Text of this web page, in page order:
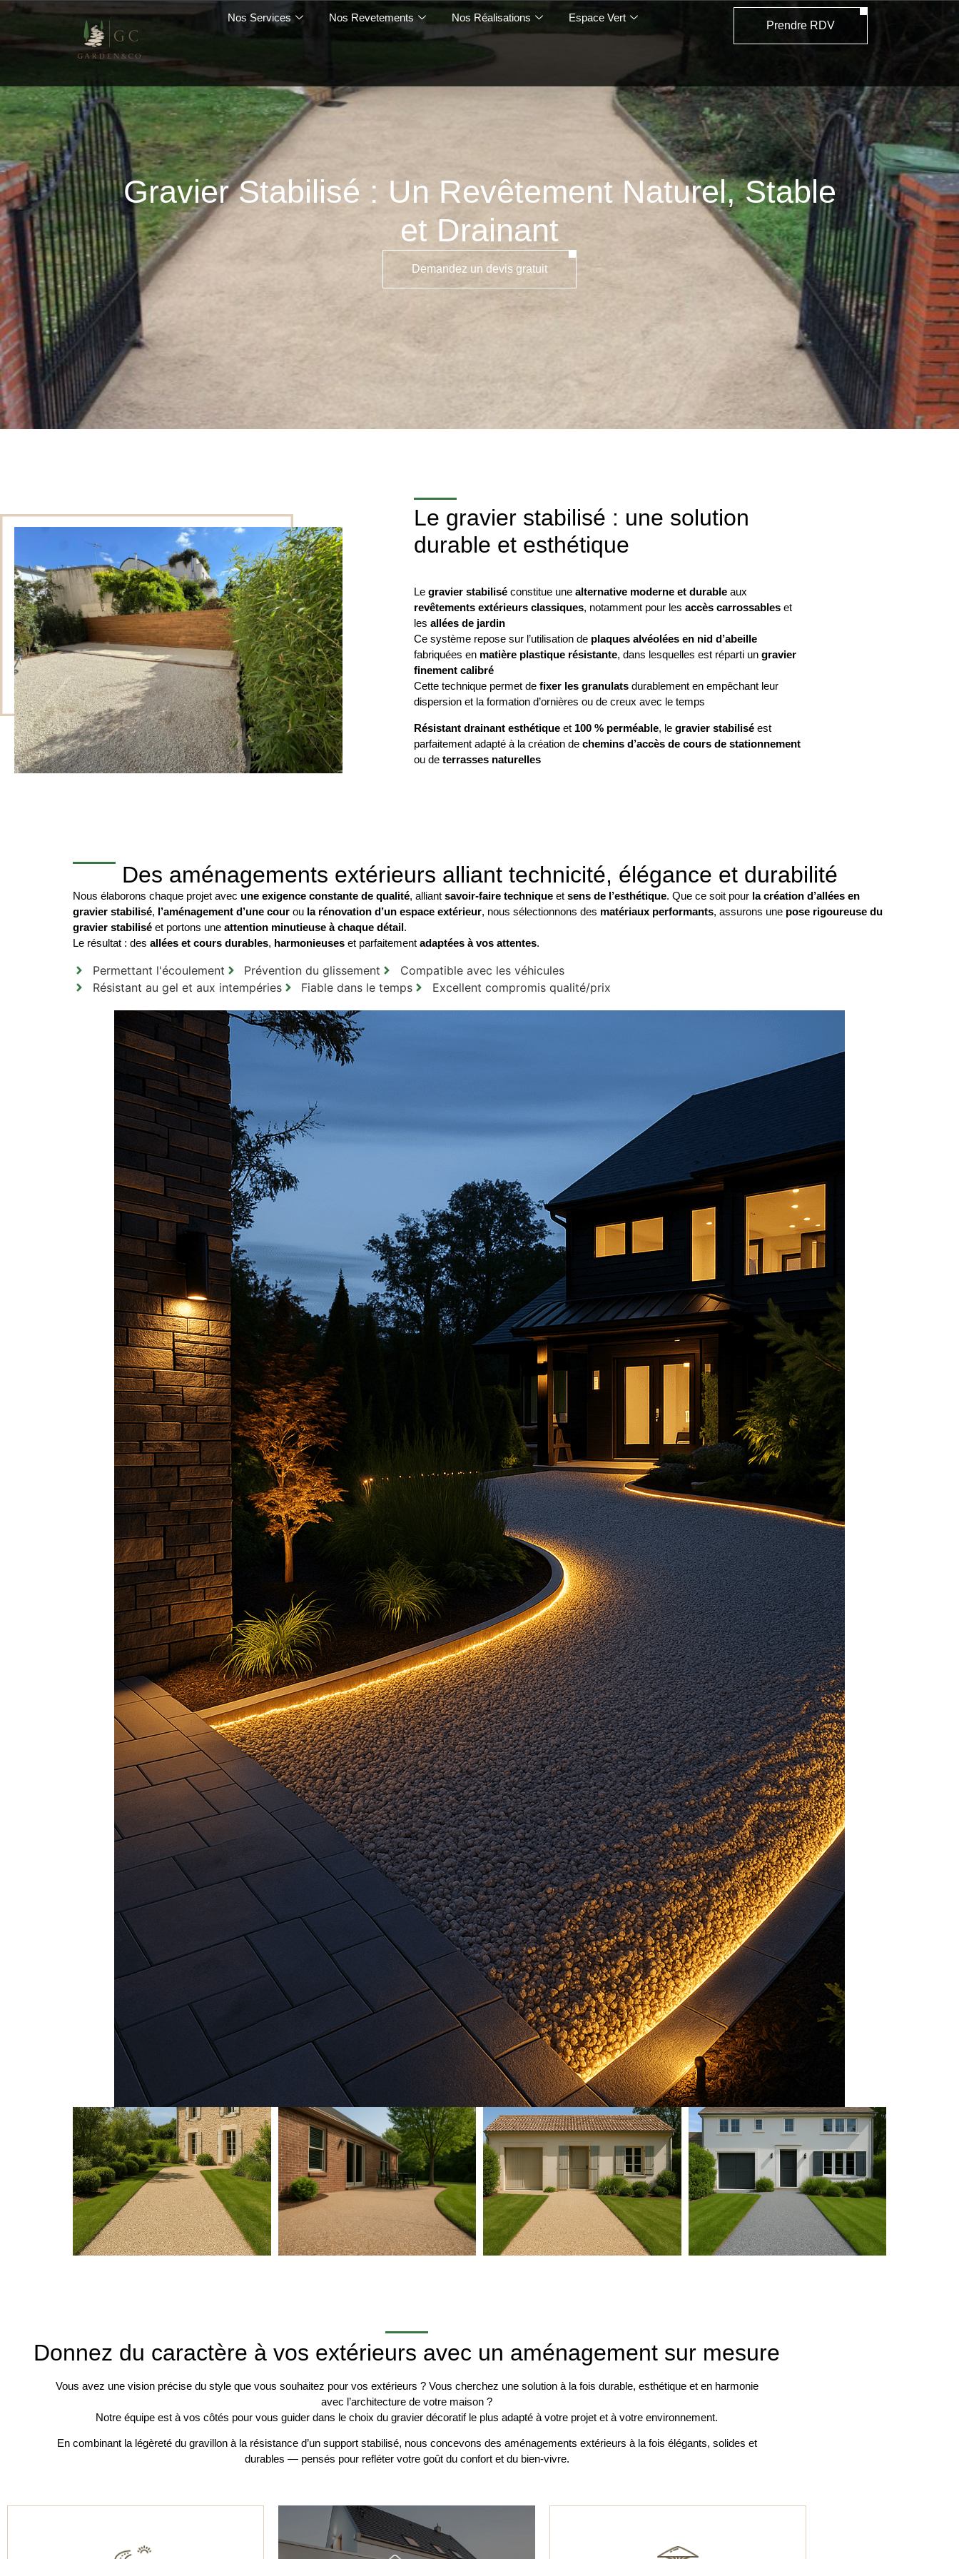
Nos Services Nos Revetements Nos Réalisations Espace Vert
Prendre RDV
Gravier Stabilisé : Un Revêtement Naturel, Stable
et Drainant
Demandez un devis gratuit
Le gravier stabilisé : une solution
durable et esthétique
Le gravier stabilisé constitue une alternative moderne et durable aux
revêtements extérieurs classiques, notamment pour les accès carrossables et
les allées de jardin
Ce système repose sur l’utilisation de plaques alvéolées en nid d’abeille
fabriquées en matière plastique résistante, dans lesquelles est réparti un gravier
finement calibré
Cette technique permet de fixer les granulats durablement en empêchant leur
dispersion et la formation d’ornières ou de creux avec le temps
Résistant drainant esthétique et 100 % perméable, le gravier stabilisé est
parfaitement adapté à la création de chemins d’accès de cours de stationnement
ou de terrasses naturelles
Des aménagements extérieurs alliant technicité, élégance et durabilité
Nous élaborons chaque projet avec une exigence constante de qualité, alliant savoir-faire technique et sens de l’esthétique. Que ce soit pour la création d’allées en
gravier stabilisé, l’aménagement d’une cour ou la rénovation d’un espace extérieur, nous sélectionnons des matériaux performants, assurons une pose rigoureuse du
gravier stabilisé et portons une attention minutieuse à chaque détail.
Le résultat : des allées et cours durables, harmonieuses et parfaitement adaptées à vos attentes.
Permettant l'écoulement Prévention du glissement
Compatible avec les véhicules
Résistant au gel et aux intempéries
Fiable dans le temps Excellent compromis qualité/prix
Donnez du caractère à vos extérieurs avec un aménagement sur mesure
Vous avez une vision précise du style que vous souhaitez pour vos extérieurs ? Vous cherchez une solution à la fois durable, esthétique et en harmonie
avec l’architecture de votre maison ?
Notre équipe est à vos côtés pour vous guider dans le choix du gravier décoratif le plus adapté à votre projet et à votre environnement.
En combinant la légèreté du gravillon à la résistance d’un support stabilisé, nous concevons des aménagements extérieurs à la fois élégants, solides et
durables — pensés pour refléter votre goût du confort et du bien-vivre.